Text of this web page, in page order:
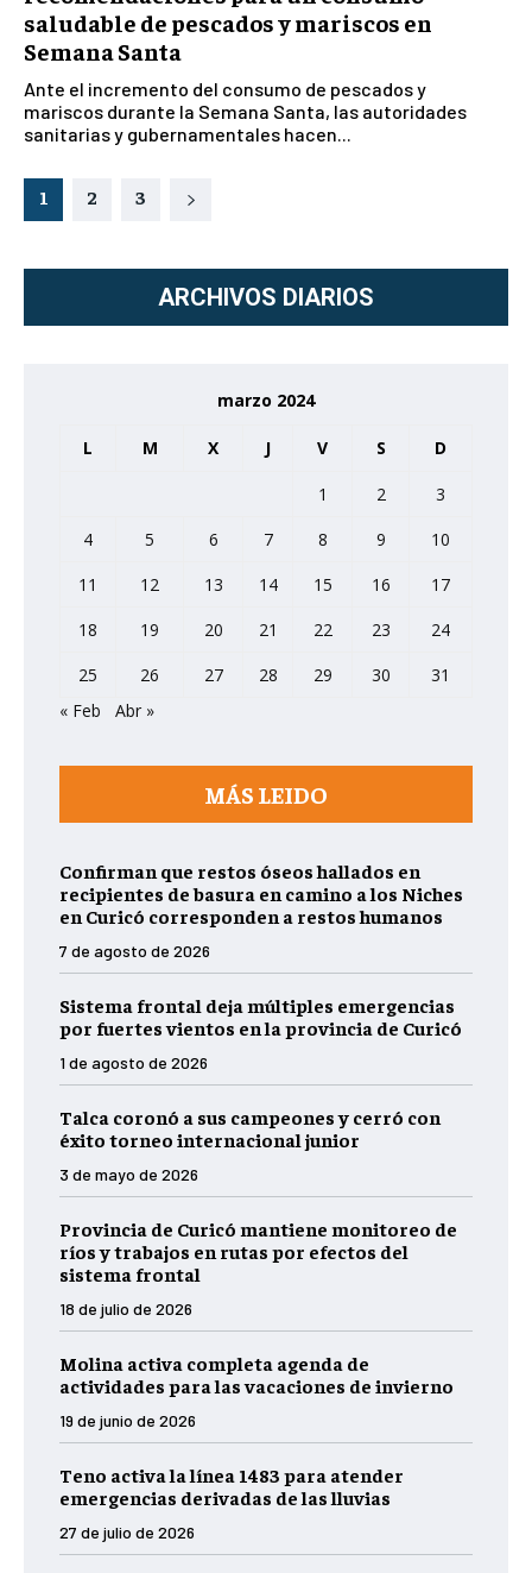
saludable de pescados y mariscos en
Semana Santa
Ante el incremento del consumo de pescados y
mariscos durante la Semana Santa, las autoridades
sanitarias y gubernamentales hacen...
1 2 3
ARCHIVOS DIARIOS
marzo 2024
L M X J V S D
1 2
3
4
5 6 7 8 9
10
11
12 13 14 15 16
17
18
19 20 21 22 23
24
25
26 27 28 29 30
31
« Feb
Abr »
MÁS LEIDO
Confirman que restos óseos hallados en
recipientes de basura en camino a los Niches
en Curicó corresponden a restos humanos
7 de agosto de 2026
Sistema frontal deja múltiples emergencias
por fuertes vientos en la provincia de Curicó
1 de agosto de 2026
Talca coronó a sus campeones y cerró con
éxito torneo internacional junior
3 de mayo de 2026
Provincia de Curicó mantiene monitoreo de
ríos y trabajos en rutas por efectos del
sistema frontal
18 de julio de 2026
Molina activa completa agenda de
actividades para las vacaciones de invierno
19 de junio de 2026
Teno activa la línea 1483 para atender
emergencias derivadas de las lluvias
27 de julio de 2026